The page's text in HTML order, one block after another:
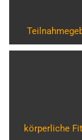
körperliche